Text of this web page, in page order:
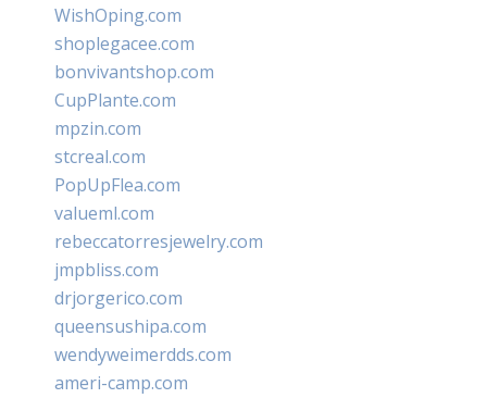
WishOping.com
shoplegacee.com
bonvivantshop.com
CupPlante.com
mpzin.com
stcreal.com
PopUpFlea.com
valueml.com
rebeccatorresjewelry.com
jmpbliss.com
drjorgerico.com
queensushipa.com
wendyweimerdds.com
ameri-camp.com